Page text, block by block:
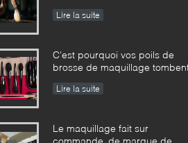
province de Hunan
Lire la suite
C'est pourquoi vos poils de
brosse de maquillage
Lire la suite
Le maquillage fait sur
commande de marque de